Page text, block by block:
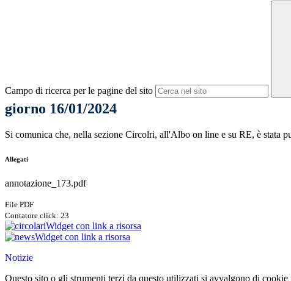
Campo di ricerca per le pagine del sito
giorno 16/01/2024
Si comunica che, nella sezione Circolri, all'Albo on line e su RE, è stata
Allegati
annotazione_173.pdf
File PDF
Contatore click: 23
Widget con link a risorsa
Widget con link a risorsa
Notizie
Questo sito o gli strumenti terzi da questo utilizzati si avvalgono di